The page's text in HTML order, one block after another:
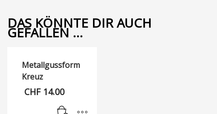
DAS KÖNNTE DIR AUCH
GEFALLEN …
Metallgussform
Kreuz
CHF 14.00